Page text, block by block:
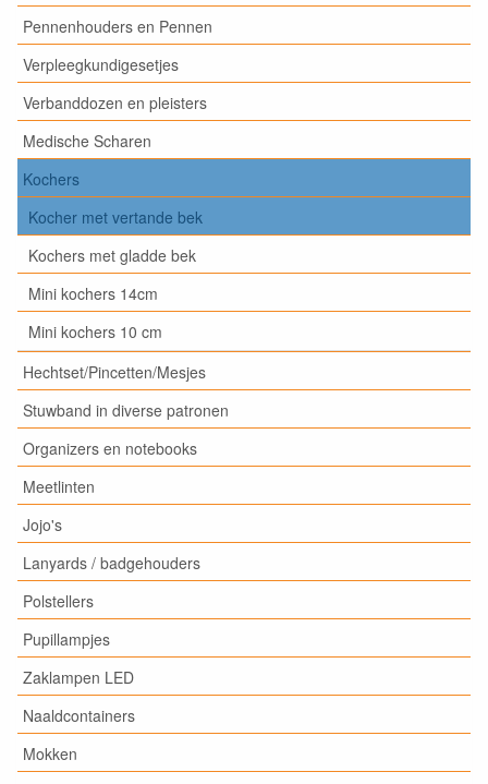
Pennenhouders en Pennen
Verpleegkundigesetjes
Verbanddozen en pleisters
Medische Scharen
Kochers
Kocher met vertande bek
Kochers met gladde bek
Mini kochers 14cm
Mini kochers 10 cm
Hechtset/Pincetten/Mesjes
Stuwband in diverse patronen
Organizers en notebooks
Meetlinten
Jojo's
Lanyards / badgehouders
Polstellers
Pupillampjes
Zaklampen LED
Naaldcontainers
Mokken